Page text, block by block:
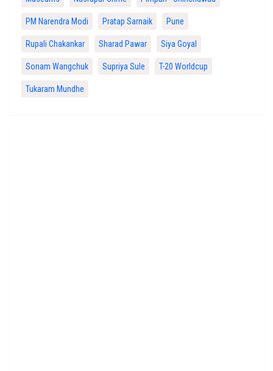
PM Narendra Modi Pratap Sarnaik Pune
Rupali Chakankar Sharad Pawar Siya Goyal
Sonam Wangchuk Supriya Sule T-20 Worldcup
Tukaram Mundhe